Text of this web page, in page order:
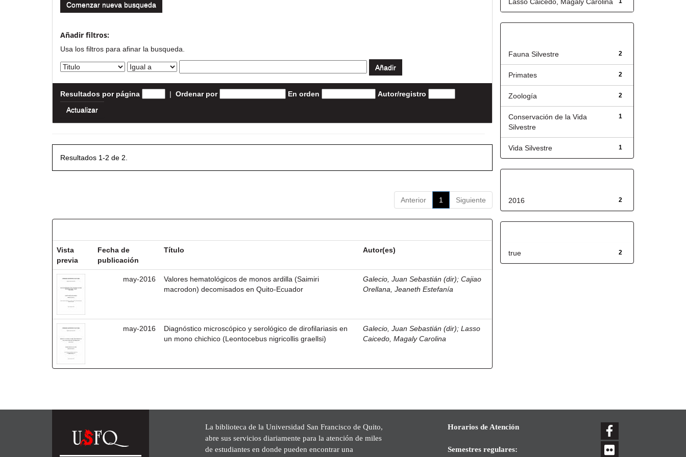
Comenzar nueva busqueda
Añadir filtros:
Usa los filtros para afinar la busqueda.
Resultados por página | Ordenar por En orden Autor/registro
Resultados 1-2 de 2.
Anterior 1 Siguiente
Vista
previa
Fecha de
publicación
Título Autor(es)
may-2016
Valores hematológicos de monos ardilla (Saimiri
macrodon) decomisados en Quito-Ecuador
Galecio, Juan Sebastián (dir);Cajiao
Orellana, Jeaneth Estefanía
may-2016
Diagnóstico microscópico y serológico de dirofilariasis en
un mono chichico (Leontocebus nigricollis graellsi)
Galecio, Juan Sebastián (dir);Lasso
Caicedo, Magaly Carolina
2
Fauna Silvestre
2
Primates
2
Zoología
1
Conservación de la Vida
Silvestre
1
Vida Silvestre
2
2016
2
true
La biblioteca de la Universidad San Francisco de Quito,
abre sus servicios diariamente para la atención de miles
de estudiantes en donde pueden encontrar una
Horarios de Atención
Semestres regulares: